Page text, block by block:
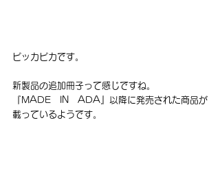
ピッカピカです。
新製品の追加冊子って感じですね。
『MADE　IN　ADA』以降に発売された商品が
載っているようです。